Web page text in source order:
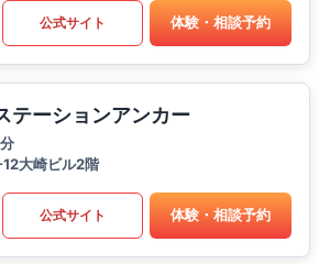
公式サイト 体験・相談予約
テーションアンカー
大崎ビル2階
公式サイト 体験・相談予約